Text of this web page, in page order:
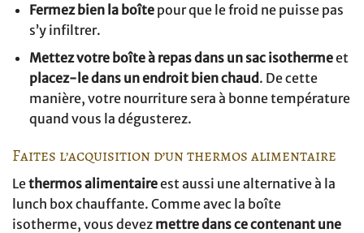
Fermez bien la boîtepour que le froid ne puisse pas
s’y infiltrer.
Mettez votre boîte à repas dans un sac isothermeet
placez-le dans un endroit bien chaud . De cette
manière, votre nourriture sera à bonne température
quand vous la dégusterez.
Faites l’acquisition d’un thermos alimentaire
Lethermos alimentaireest aussi une alternative à la
lunch box chauffante. Comme avec la boîte
isotherme, vous devez mettre dans ce contenant une